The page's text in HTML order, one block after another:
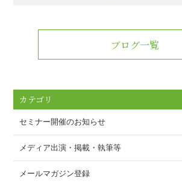
b
k
er
ブログ一覧
カテゴリ
セミナー開催のお知らせ
メディア出演・掲載・執筆等
メールマガジン登録